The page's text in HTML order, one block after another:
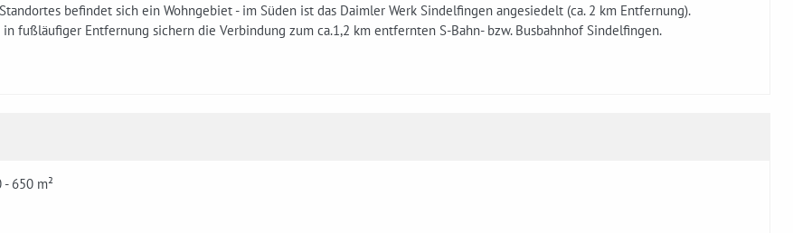
befindet sich ein Wohngebiet - im Süden ist das Daimler Werk Sindelfingen angesiedelt (ca. 2 km Entfernung).
fußläufiger Entfernung sichern die Verbindung zum ca.1,2 km entfernten S-Bahn- bzw. Busbahnhof Sindelfingen.
650 m²